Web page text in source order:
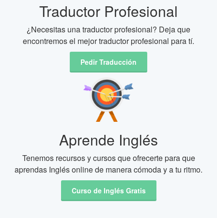
Traductor Profesional
¿Necesitas una traductor profesional? Deja que
encontremos el mejor traductor profesional para tí.
Pedir Traducción
Aprende Inglés
Tenemos recursos y cursos que ofrecerte para que
aprendas Inglés online de manera cómoda y a tu ritmo.
Curso de Inglés Gratis